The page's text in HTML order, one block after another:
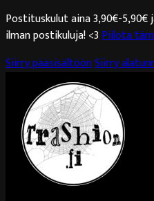
Postituskulut aina 3,90€-
ilman postikuluja! <3Piilota
Siirry pääsisältöönSiirry